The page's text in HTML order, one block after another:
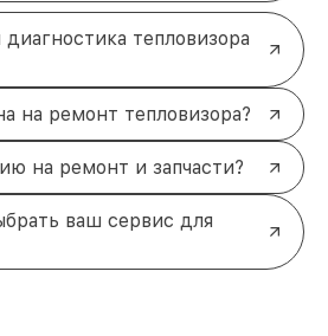
тепловизора
на ремонт тепловизора?
на ремонт и запчасти?
ваш сервис для